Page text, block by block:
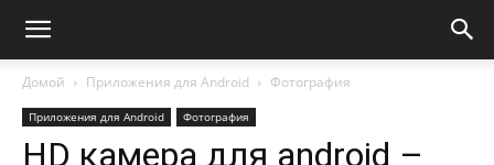
Домой Приложения для Android Фотография
Приложения для Android Фотография
HD камера для android –